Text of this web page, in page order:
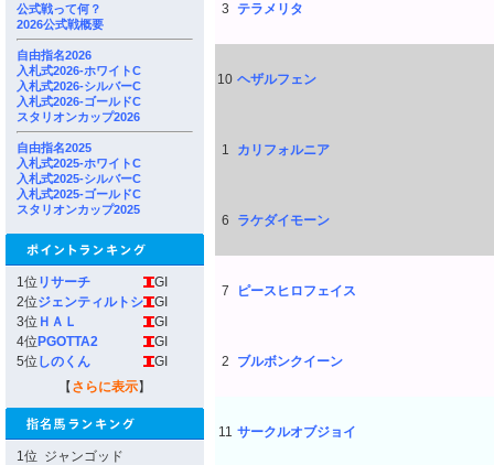
公式戦って何？
2026公式戦概要
自由指名2026
入札式2026-ホワイトC
入札式2026-シルバーC
入札式2026-ゴールドC
スタリオンカップ2026
自由指名2025
入札式2025-ホワイトC
入札式2025-シルバーC
入札式2025-ゴールドC
スタリオンカップ2025
1位 リサーチ
GI
2位ジェンティルトシ
GI
3位 ＨＡＬ
GI
4位 PGOTTA2
GI
5位 しのくん
GI
【 さらに表示】
1位 ジャンゴッド
3 テラメリタ
10 ヘザルフェン
1 カリフォルニア
6 ラケダイモーン
7 ピースヒロフェイス
2 ブルボンクイーン
11 サークルオブジョイ